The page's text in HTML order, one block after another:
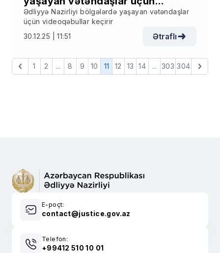
videoqəbullar keçirir
Ədliyyə Nazirliyi bölgələrdə yaşayan vətəndaşlar
üçün videoqəbullar keçirir
30.12.25 | 11:51
Ətraflı
1 2 ... 8 9 10 11 12 13 14 ... 303 304
E-poçt:
contact@justice.gov.az
Telefon:
+99412 510 10 01